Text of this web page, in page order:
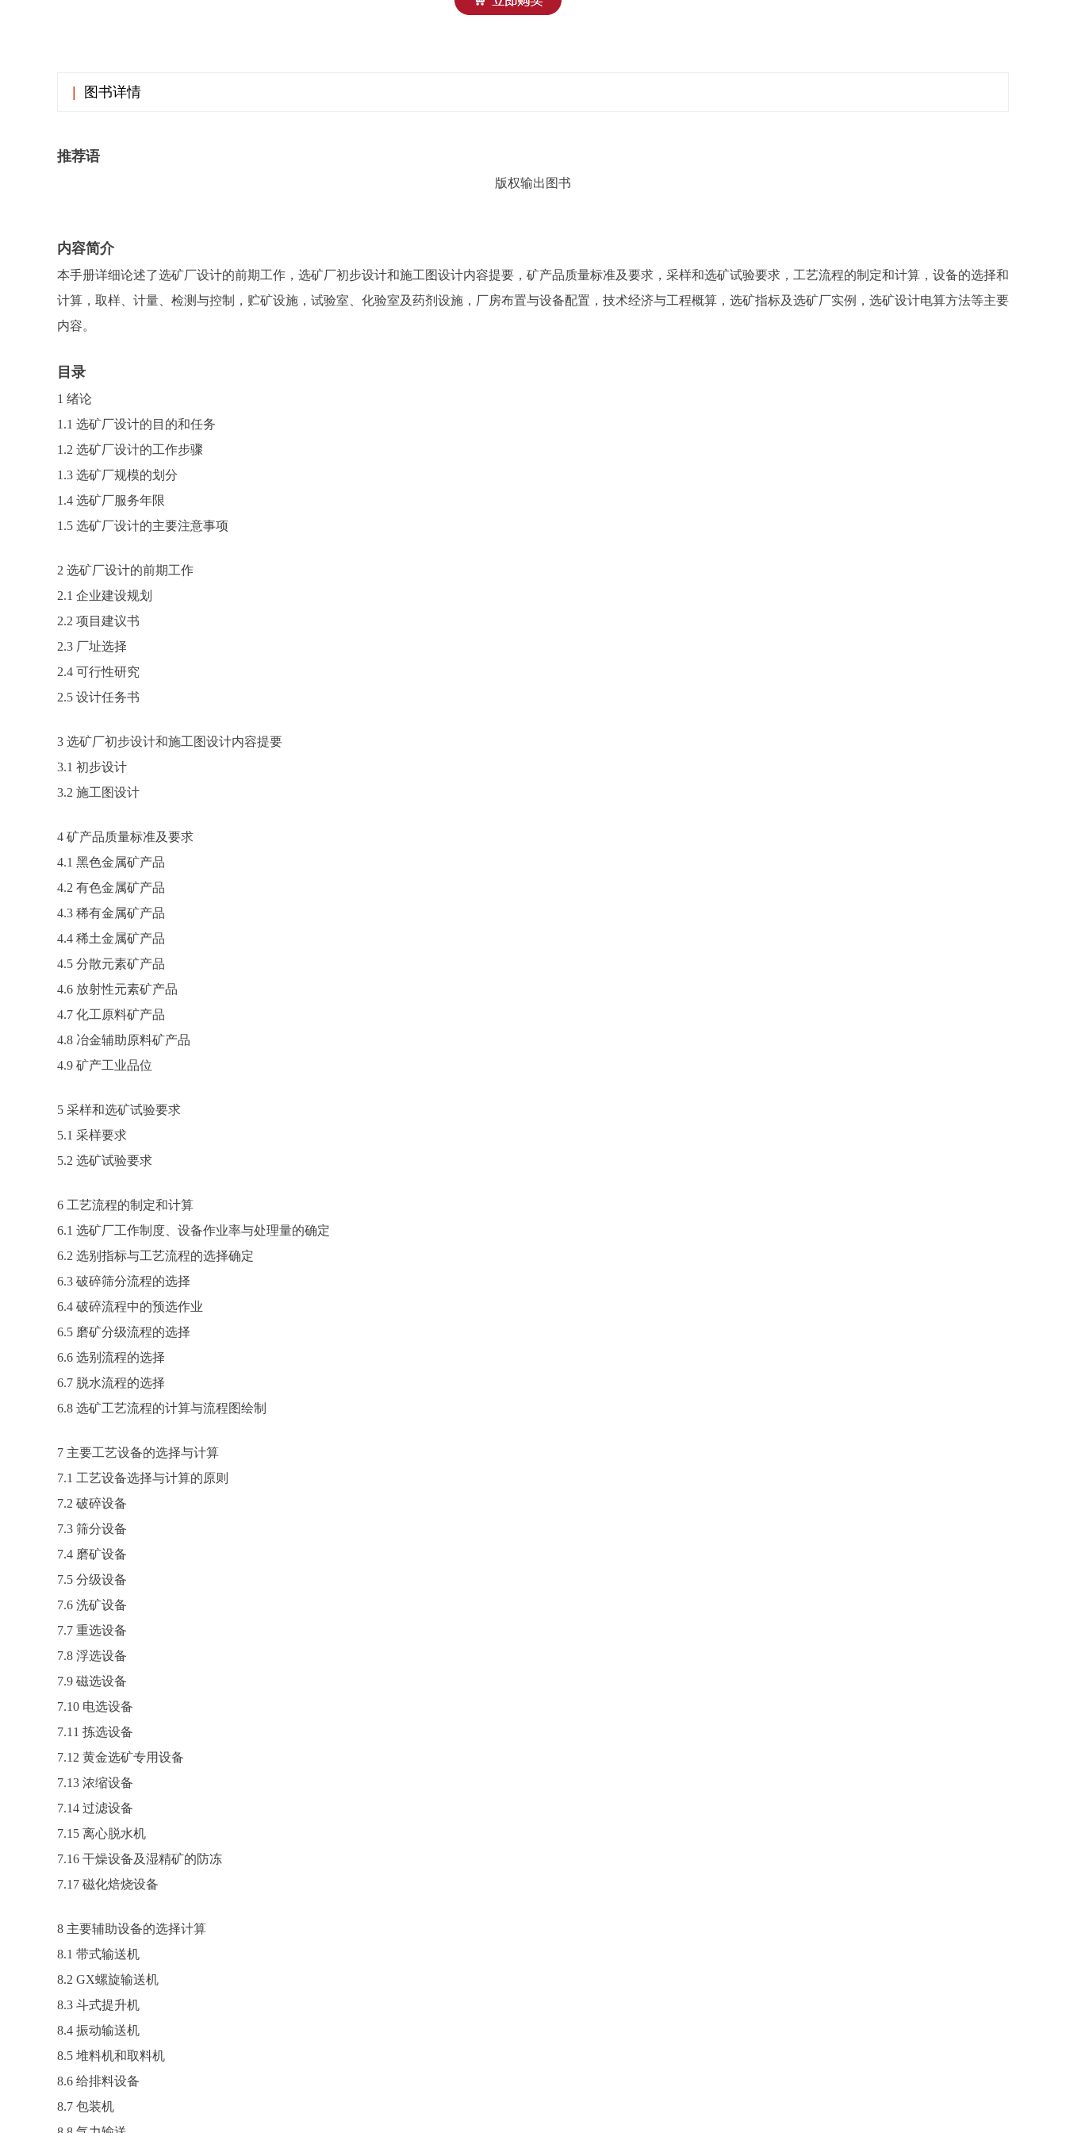
推荐语
版权输出图书
内容简介
本手册详细论述了选矿厂设计的前期工作，选矿厂初步设计和施工图设计内容提要，矿产品质量标准及要求，采样和选矿试验要求，工艺流程的制定和计算，设备的选择和
计算，取样、计量、检测与控制，贮矿设施，试验室、化验室及药剂设施，厂房布置与设备配置，技术经济与工程概算，选矿指标及选矿厂实例，选矿设计电算方法等主要
内容。
目录
1 绪论
1.1 选矿厂设计的目的和任务
1.2 选矿厂设计的工作步骤
1.3 选矿厂规模的划分
1.4 选矿厂服务年限
1.5 选矿厂设计的主要注意事项
2 选矿厂设计的前期工作
2.1 企业建设规划
2.2 项目建议书
2.3 厂址选择
2.4 可行性研究
2.5 设计任务书
3 选矿厂初步设计和施工图设计内容提要
3.1 初步设计
3.2 施工图设计
4 矿产品质量标准及要求
4.1 黑色金属矿产品
4.2 有色金属矿产品
4.3 稀有金属矿产品
4.4 稀土金属矿产品
4.5 分散元素矿产品
4.6 放射性元素矿产品
4.7 化工原料矿产品
4.8 冶金辅助原料矿产品
4.9 矿产工业品位
5 采样和选矿试验要求
5.1 采样要求
5.2 选矿试验要求
6 工艺流程的制定和计算
6.1 选矿厂工作制度、设备作业率与处理量的确定
6.2 选别指标与工艺流程的选择确定
6.3 破碎筛分流程的选择
6.4 破碎流程中的预选作业
6.5 磨矿分级流程的选择
6.6 选别流程的选择
6.7 脱水流程的选择
6.8 选矿工艺流程的计算与流程图绘制
7 主要工艺设备的选择与计算
7.1 工艺设备选择与计算的原则
7.2 破碎设备
7.3 筛分设备
7.4 磨矿设备
7.5 分级设备
7.6 洗矿设备
7.7 重选设备
7.8 浮选设备
7.9 磁选设备
7.10 电选设备
7.11 拣选设备
7.12 黄金选矿专用设备
7.13 浓缩设备
7.14 过滤设备
7.15 离心脱水机
7.16 干燥设备及湿精矿的防冻
7.17 磁化焙烧设备
8 主要辅助设备的选择计算
8.1 带式输送机
8.2 GX螺旋输送机
8.3 斗式提升机
8.4 振动输送机
8.5 堆料机和取料机
8.6 给排料设备
8.7 包装机
图书详情